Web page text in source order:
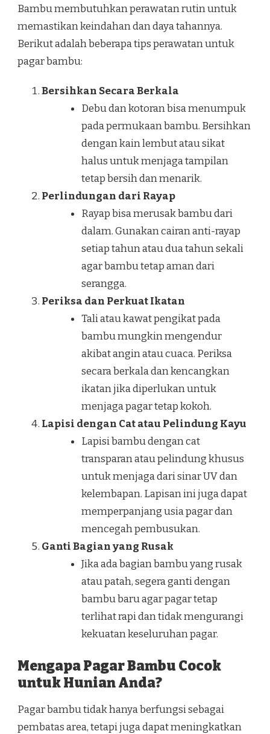
Bambu membutuhkan perawatan rutin untuk
memastikan keindahan dan daya tahannya.
Berikut adalah beberapa tips perawatan untuk
pagar bambu:
Bersihkan Secara Berkala
Debu dan kotoran bisa menumpuk
pada permukaan bambu. Bersihkan
dengan kain lembut atau sikat
halus untuk menjaga tampilan
tetap bersih dan menarik.
Perlindungan dari Rayap
Rayap bisa merusak bambu dari
dalam. Gunakan cairan anti-rayap
setiap tahun atau dua tahun sekali
agar bambu tetap aman dari
serangga.
Periksa dan Perkuat Ikatan
Tali atau kawat pengikat pada
bambu mungkin mengendur
akibat angin atau cuaca. Periksa
secara berkala dan kencangkan
ikatan jika diperlukan untuk
menjaga pagar tetap kokoh.
Lapisi dengan Cat atau Pelindung Kayu
Lapisi bambu dengan cat
transparan atau pelindung khusus
untuk menjaga dari sinar UV dan
kelembapan. Lapisan ini juga dapat
memperpanjang usia pagar dan
mencegah pembusukan.
Ganti Bagian yang Rusak
Jika ada bagian bambu yang rusak
atau patah, segera ganti dengan
bambu baru agar pagar tetap
terlihat rapi dan tidak mengurangi
kekuatan keseluruhan pagar.
Mengapa Pagar Bambu Cocok
untuk Hunian Anda?
Pagar bambu tidak hanya berfungsi sebagai
pembatas area, tetapi juga dapat meningkatkan